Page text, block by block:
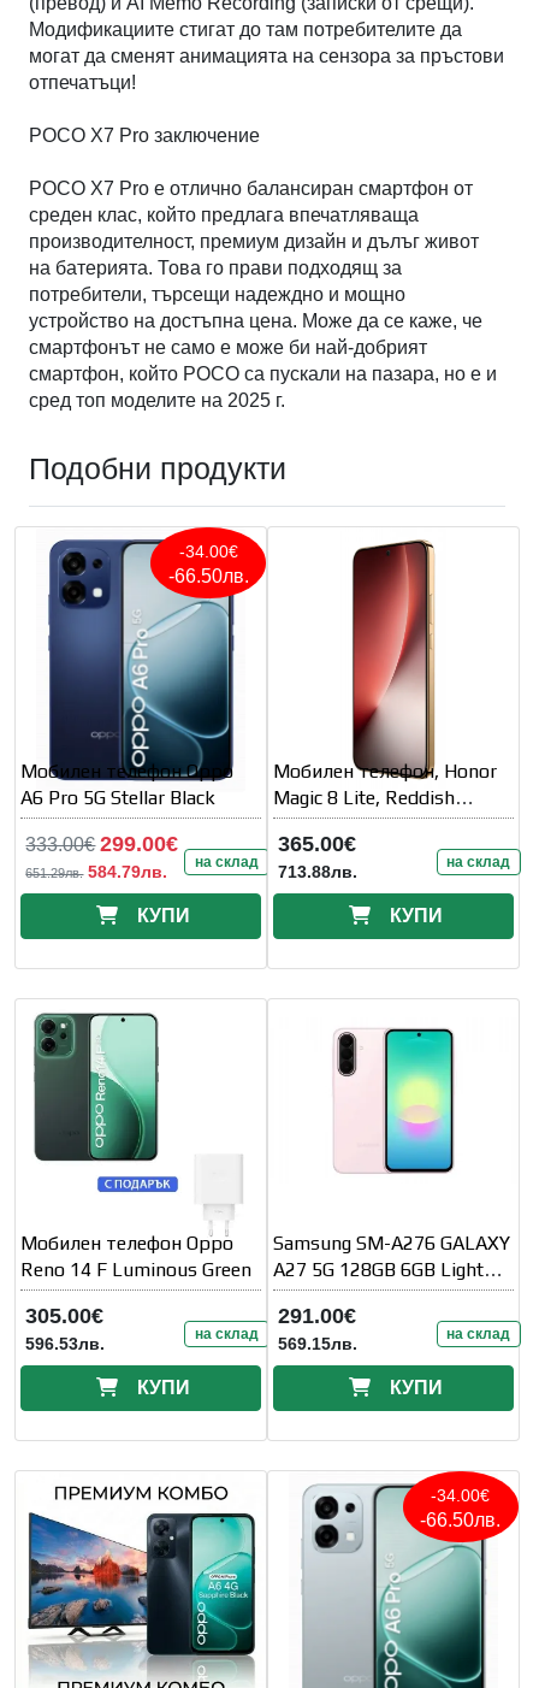
Модификациите стигат до там потребителите да
могат да сменят анимацията на сензора за пръстови
отпечатъци!
POCO X7 Pro заключение
POCO X7 Pro е отлично балансиран смартфон от
среден клас, който предлага впечатляваща
производителност, премиум дизайн и дълъг живот
на батерията. Това го прави подходящ за
потребители, търсещи надеждно и мощно
устройство на достъпна цена. Може да се каже, че
смартфонът не само е може би най-добрият
смартфон, който POCO са пускали на пазара, но е и
сред топ моделите на 2025 г.
Подобни продукти
-34.00€
-66.50лв.
Мобилен телефон Oppo
A6 Pro 5G Stellar Black
333.00€ 299.00€
651.29лв. 584.79лв. на склад
КУПИ
Мобилен телефон, Honor
Magic 8 Lite, Reddish
Brown
365.00€
713.88лв. на склад
КУПИ
Мобилен телефон Oppo
Reno 14 F Luminous Green
305.00€
596.53лв. на склад
КУПИ
Samsung SM-A276 GALAXY
A27 5G 128GB 6GB Light
Pink
291.00€
569.15лв. на склад
КУПИ
-34.00€
-66.50лв.